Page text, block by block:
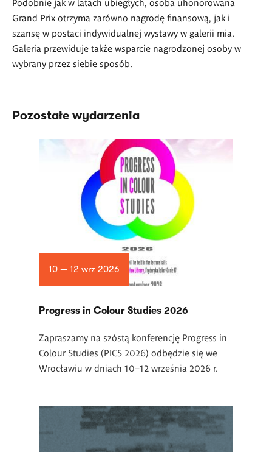
Grand Prix otrzyma zarówno nagrodę finansową, jak i
szansę w postaci indywidualnej wystawy w galerii mia.
Galeria przewiduje także wsparcie nagrodzonej osoby w
wybrany przez siebie sposób.
Pozostałe wydarzenia
10 — 12 wrz 2026
Progress in Colour Studies 2026
Zapraszamy na szóstą konferencję Progress in
Colour Studies (PICS 2026) odbędzie się we
Wrocławiu w dniach 10–12 września 2026 r.